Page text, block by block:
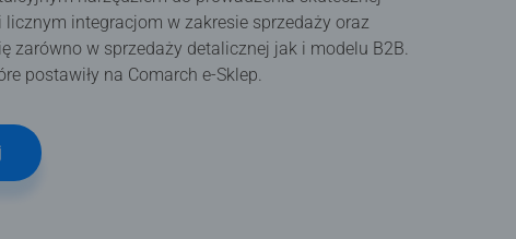
licznym integracjom w zakresie sprzedaży oraz
zarówno w sprzedaży detalicznej jak i modelu B2B.
postawiły na Comarch e-Sklep.